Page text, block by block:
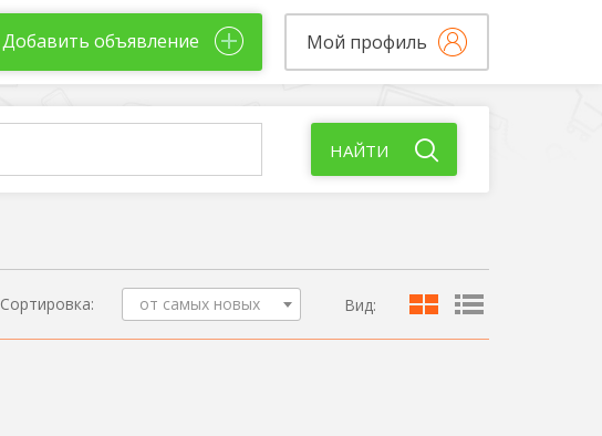
Добавить объявление Мой профиль
НАЙТИ
Сортировка: от самых новых Вид: